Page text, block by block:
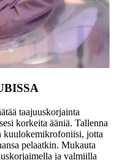
taajuuskorjainta
korkeita ääniä. Tallenna
kuulokemikrofoniisi, jotta
pelaatkin. Mukauta
ja valmiilla